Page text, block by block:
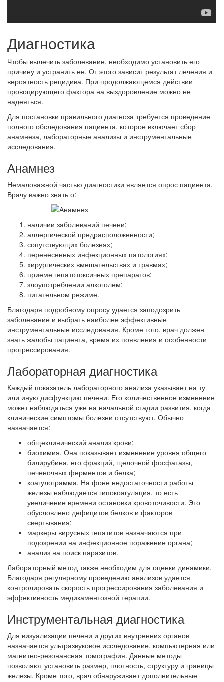
Диагностика
Чтобы вылечить заболевание, необходимо установить его
причину и устранить ее. От этого зависит результат лечения и
вероятность рецидива. При продолжающемся действии
провоцирующего фактора на выздоровление можно не
надеяться.
Для постановки правильного диагноза требуется проведение
полного обследования пациента, которое включает сбор
анамнеза, лабораторные анализы и инструментальные
исследования.
Анамнез
Немаловажной частью диагностики является опрос пациента.
Врачу важно знать о:
наличии заболеваний печени;
аллергической предрасположенности;
сопутствующих болезнях;
перенесенных инфекционных патологиях;
хирургических вмешательствах и травмах;
приеме гепатотоксичных препаратов;
злоупотреблении алкоголем;
питательном режиме.
Благодаря подробному опросу удается заподозрить
заболевание и выбрать наиболее эффективные
инструментальные исследования. Кроме того, врач должен
знать жалобы пациента, время их появления и особенности
прогрессирования.
Лабораторная диагностика
Каждый показатель лабораторного анализа указывает на ту
или иную дисфункцию печени. Его количественное изменение
может наблюдаться уже на начальной стадии развития, когда
клинические симптомы болезни отсутствуют. Обычно
назначается:
общеклинический анализ крови;
биохимия. Она показывает изменение уровня общего
билирубина, его фракций, щелочной фосфатазы,
печеночных ферментов и белка;
коагулограмма. На фоне недостаточности работы
железы наблюдается гипокоагуляция, то есть
увеличение времени остановки кровоточивости. Это
обусловлено дефицитов белков и факторов
свертывания;
маркеры вирусных гепатитов назначаются при
подозрении на инфекционное поражение органа;
анализ на поиск паразитов.
Лабораторный метод также необходим для оценки динамики.
Благодаря регулярному проведению анализов удается
контролировать скорость прогрессирования заболевания и
эффективность медикаментозной терапии.
Инструментальная диагностика
Для визуализации печени и других внутренних органов
назначается ультразвуковое исследование, компьютерная или
магнитно-резонансная томография. Данные методы
позволяют установить размер, плотность, структуру и границы
железы. Кроме того, врач обнаруживает дополнительные